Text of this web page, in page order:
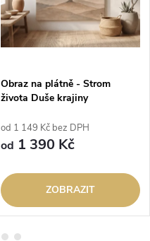
Obraz na plátně - Strom
života Duše krajiny
od 1 149 Kč bez DPH
od 1 390 Kč
ZOBRAZIT